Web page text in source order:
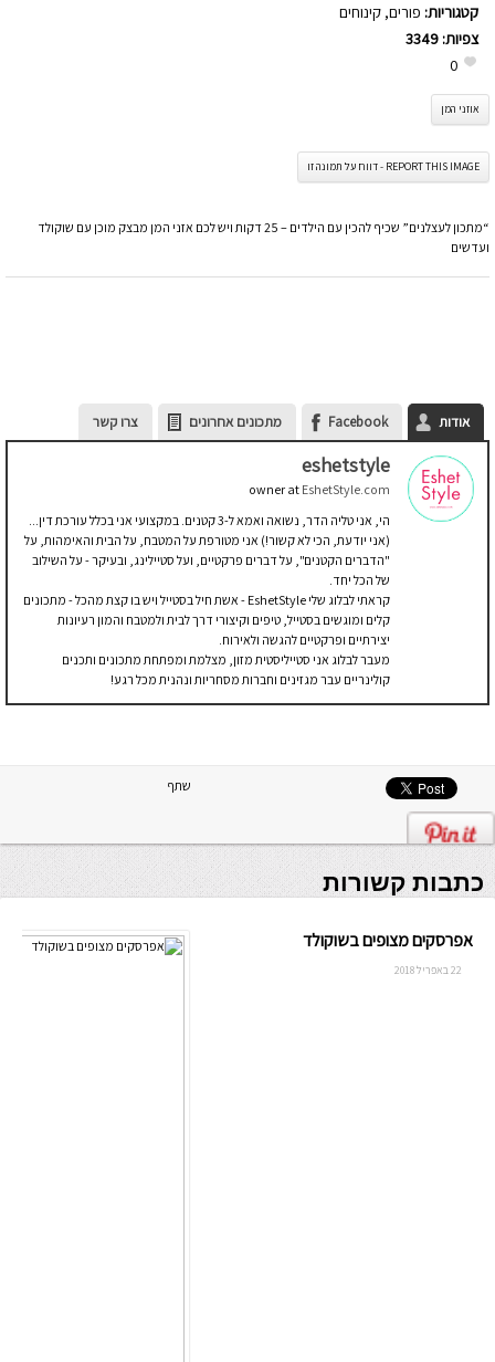
קטגוריות: פורים, קינוחים
צפיות: 3349
0
אוזני המן
REPORT THIS IMAGE - דווח על תמונה זו
“מתכון לעצלנים” שכיף להכין עם הילדים – 25 דקות ויש לכם אזני המן מבצק מוכן עם שוקולד
ועדשים
אודות Facebook מתכונים אחרונים צרו קשר
eshetstyle
owner at EshetStyle.com
הי, אני טליה הדר, נשואה ואמא ל-3 קטנים. במקצועי אני בכלל עורכת דין...
(אני יודעת, הכי לא קשור!) אני מטורפת על המטבח, על הבית והאימהות, על
"הדברים הקטנים", על דברים פרקטיים, ועל סטיילינג, ובעיקר - על השילוב
של הכל יחד.
קראתי לבלוג שלי EshetStyle - אשת חיל בסטייל ויש בו קצת מהכל - מתכונים
קלים ומוגשים בסטייל, טיפים וקיצורי דרך לבית ולמטבח והמון רעיונות
יצירתיים ופרקטיים להגשה ולאירוח.
מעבר לבלוג אני סטייליסטית מזון, מצלמת ומפתחת מתכונים ותכנים
קולינריים עבר מגזינים וחברות מסחריות ונהנית מכל רגע!
שתף
כתבות קשורות
אפרסקים מצופים בשוקולד
22 באפריל 2018